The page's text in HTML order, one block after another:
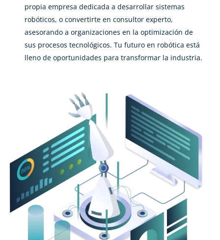
propia empresa dedicada a desarrollar sistemas
robóticos, o convertirte en consultor experto,
asesorando a organizaciones en la optimización de
sus procesos tecnológicos. Tu futuro en robótica está
lleno de oportunidades para transformar la industria.